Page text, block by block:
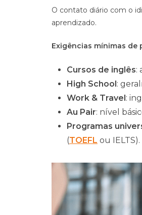
O contato diário com o
aprendizado.
Exigências mínimas de
Cursos de inglês:
High School:
Work & Travel:
Au Pair: nível
Programas
(TOEFL ou IELTS).